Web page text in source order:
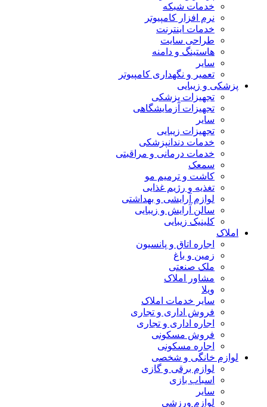
خدمات شبکه
نرم افزار کامپیوتر
خدمات اینترنت
طراحی سایت
هاستینگ و دامنه
سایر
تعمیر و نگهداری کامپیوتر
پزشکی و زیبایی
تجهیزات پزشکی
تجهیزات آزمایشگاهی
سایر
تجهیزات زیبایی
خدمات دندانپزشکی
خدمات درمانی و مراقبتی
سمعک
کاشت و ترمیم مو
تغذیه و رژیم غذایی
لوازم آرایشی و بهداشتی
سالن آرایش و زیبایی
کلینیک زیبایی
املاک
اجاره اتاق و پانسیون
زمین و باغ
ملک صنعتی
مشاور املاک
ویلا
سایر خدمات املاک
فروش اداری و تجاری
اجاره اداری و تجاری
فروش مسکونی
اجاره مسکونی
لوازم خانگی و شخصی
لوازم برقی و گازی
اسباب بازی
سایر
لوازم ورزشی